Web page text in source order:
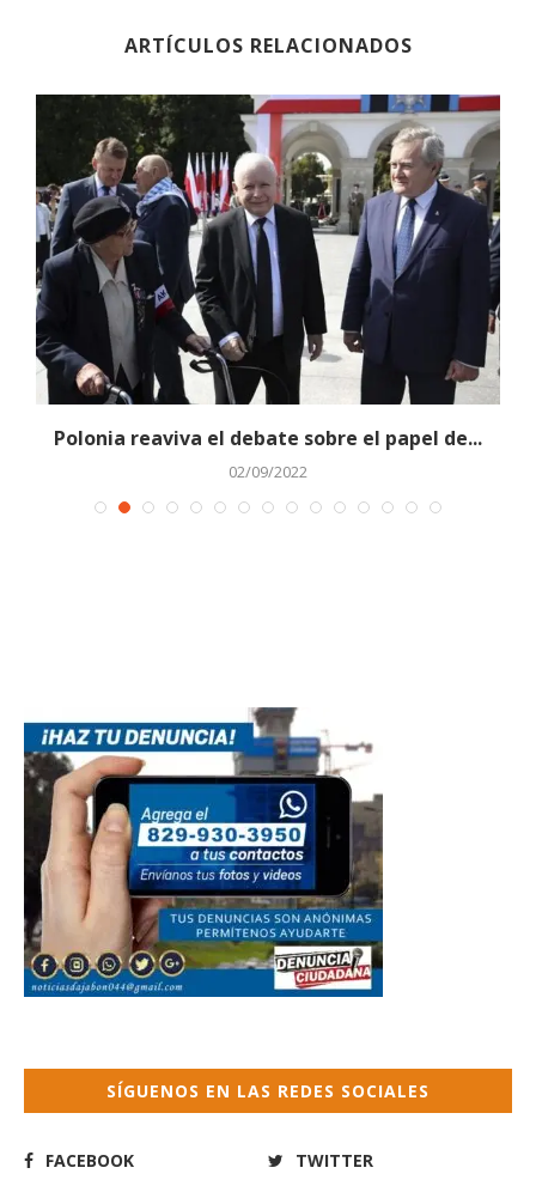
ARTÍCULOS RELACIONADOS
Polonia reaviva el debate sobre el papel de...
02/09/2022
SÍGUENOS EN LAS REDES SOCIALES
FACEBOOK
TWITTER